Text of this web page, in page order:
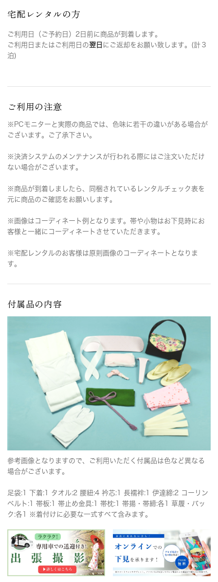
宅配レンタルの方
ご利用日（ご予約日）2日前に商品が到着します。
ご利用日またはご利用日の翌日 にご返却をお願い致します。(計３
泊)
ご利用の注意
※PCモニターと実際の商品では、色味に若干の違いがある場合が
ございます。ご了承下さい。
※決済システムのメンテナンスが行われる際にはご注文いただけ
ない場合がございます。
※商品が到着しましたら、同梱されているレンタルチェック表を
元に商品のご確認をお願いします。
※画像はコーディネート例となります。帯や小物はお下見時にお
客様と一緒にコーディネートさせていただきます。
※宅配レンタルのお客様は原則画像のコーディネートとなりま
す。
付属品の内容
参考画像となりますので、ご利用いただく付属品は色など異なる
場合がございます。
足袋:1 下着:1 タオル:2 腰紐:4 衿芯:1 長襦袢:1 伊達締:2 コーリン
ベルト:1 帯板:1 帯止め金具:1 帯枕:1 帯揚・帯締:各1 草履・バッ
ク:各1 ※着付けに必要な一式すべて含みます。